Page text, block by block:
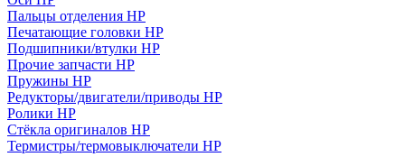
Пальцы отделения HP
Печатающие головки HP
Подшипники/втулки HP
Прочие запчасти HP
Пружины HP
Редукторы/двигатели/приводы HP
Ролики HP
Стёкла оригиналов HP
Термистры/термовыключатели HP